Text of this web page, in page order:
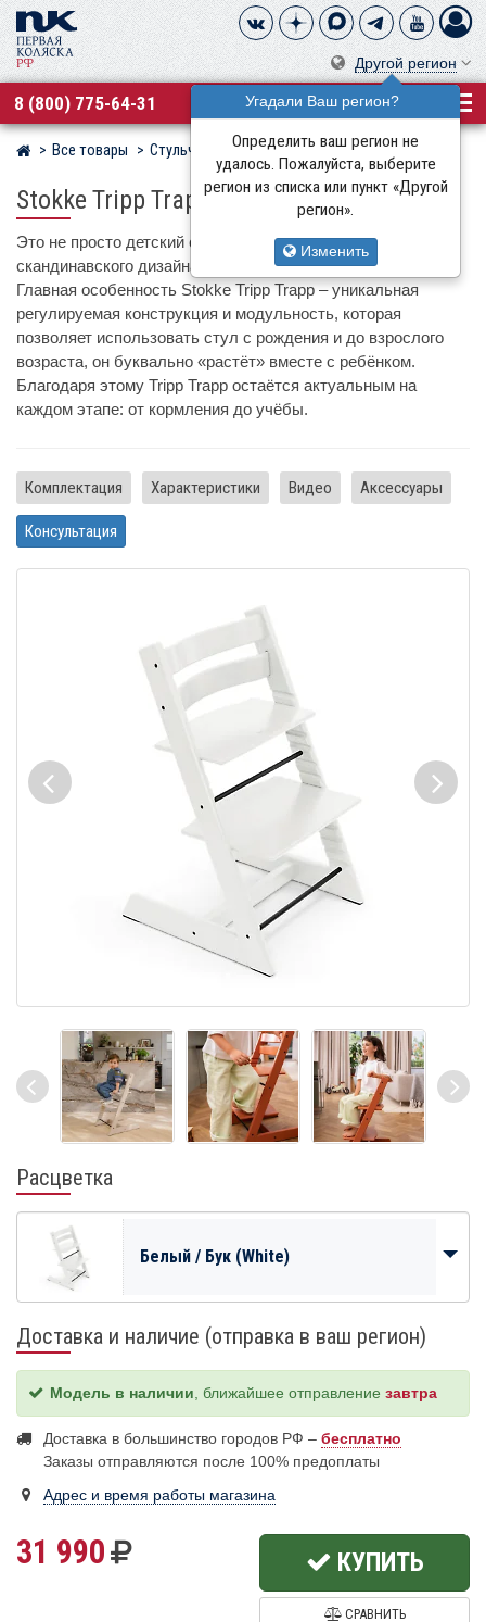
Другой регион
Угадали Ваш регион?
Определить ваш регион не
удалось. Пожалуйста, выберите
регион из списка или пункт «Другой
регион».
Изменить
8 (800) 775-64-31
Магазин детских колясок
Все товары Стульчики для кормления Stokke
Stokke Tripp Trapp
Это не просто детский стул, а культовый предмет
скандинавского дизайна, созданный более 50 лет назад.
Главная особенность Stokke Tripp Trapp – уникальная
регулируемая конструкция и модульность, которая
позволяет использовать стул с рождения и до взрослого
возраста, он буквально «растёт» вместе с ребёнком.
Благодаря этому Tripp Trapp остаётся актуальным на
каждом этапе: от кормления до учёбы.
Комплектация Характеристики Видео Аксессуары
Консультация
Расцветка
Белый / Бук (White)
Доставка и наличие (отправка в ваш регион)
Модель в наличии , ближайшее отправление завтра
Доставка в большинство городов РФ – бесплатно
Заказы отправляются после 100% предоплаты
Адрес и время работы магазина
31 990 КУПИТЬ
СРАВНИТЬ